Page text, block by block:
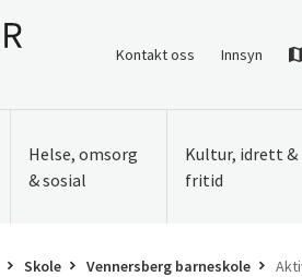
Kontakt oss Innsyn
Helse, omsorg
& sosial
Kultur, idrett &
fritid
Skole Vennersberg barneskole